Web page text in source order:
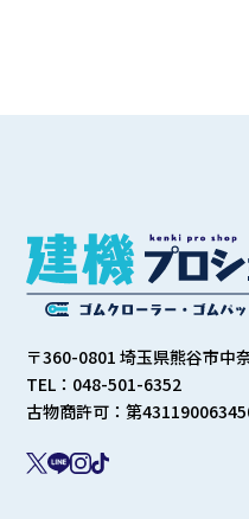
〒360-0801 埼玉県熊谷市中
TEL：048-501-6352
古物商許可：第